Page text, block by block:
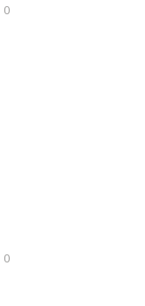
0
0